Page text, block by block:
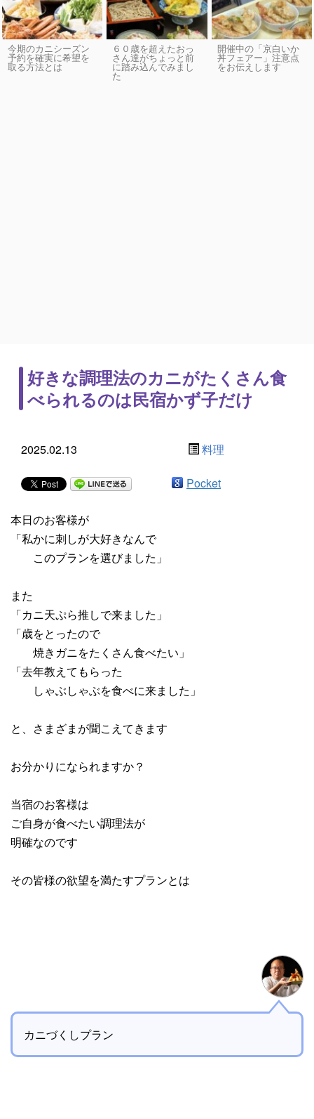
今期のカニシーズン
予約を確実に希望を
取る方法とは
６０歳を超えたおっ
さん達がちょっと前
に踏み込んでみまし
た
開催中の「京白いか
丼フェアー」注意点
をお伝えします
好きな調理法のカニがたくさん食
べられるのは民宿かず子だけ
2025.02.13 料理
Pocket
本日のお客様が
「私かに刺しが大好きなんで
このプランを選びました」
また
「カニ天ぷら推しで来ました」
「歳をとったので
焼きガニをたくさん食べたい」
「去年教えてもらった
しゃぶしゃぶを食べに来ました」
と、さまざまが聞こえてきます
お分かりになられますか？
当宿のお客様は
ご自身が食べたい調理法が
明確なのです
その皆様の欲望を満たすプランとは
カニづくしプラン